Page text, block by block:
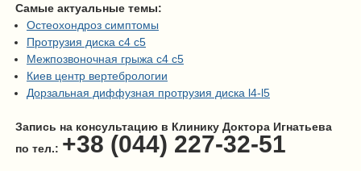
Самые актуальные темы:
Остеохондроз симптомы
Протрузия диска с4 с5
Межпозвоночная грыжа с4 с5
Киев центр вертебрологии
Дорзальная диффузная протрузия диска l4-l5
Запись на консультацию в Клинику Доктора Игнатьева
по тел.: +38 (044) 227-32-51